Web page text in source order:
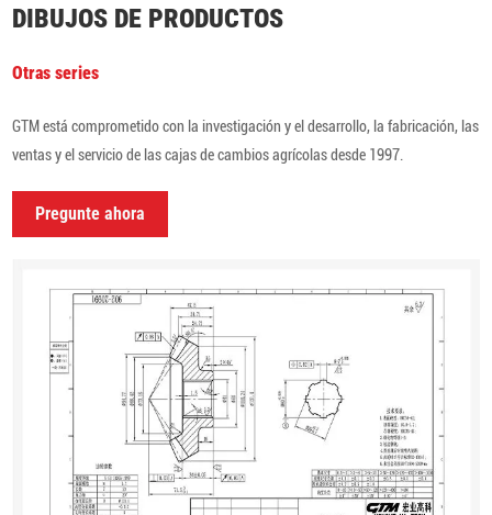
DIBUJOS DE PRODUCTOS
Otras series
GTM está comprometido con la investigación y el desarrollo, la fabricación, las
ventas y el servicio de las cajas de cambios agrícolas desde 1997.
Pregunte ahora